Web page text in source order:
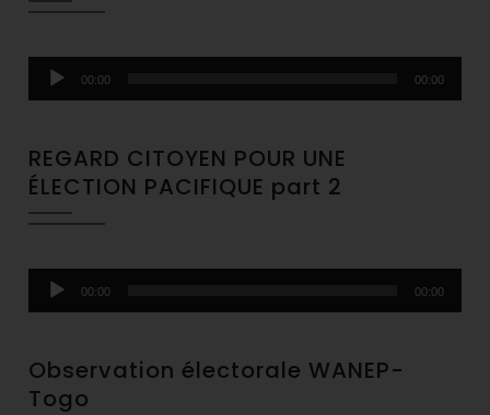
Audio
Player
00:00 00:00
REGARD CITOYEN POUR UNE
ÉLECTION PACIFIQUE part 2
Audio
Player
00:00 00:00
Observation électorale WANEP-
Togo